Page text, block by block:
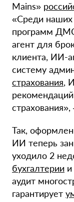
Mains»
«Среди
программ
агент для
клиента, ИИ-
систему
страхования,
Так,
ИИ теперь
уходило 2
бухгалтерии и
аудит
гарантирует